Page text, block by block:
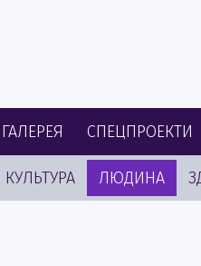
ГАЛЕРЕЯ СПЕЦПРОЕКТИ
КУЛЬТУРА ЛЮДИНА